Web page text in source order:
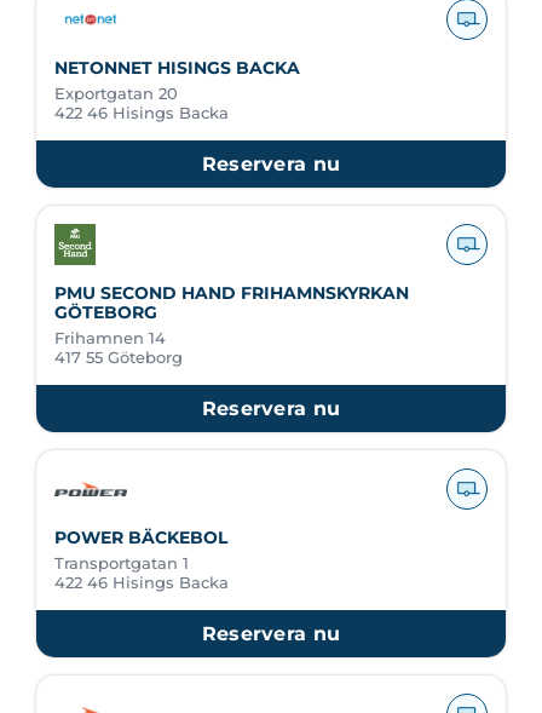
NETONNET HISINGS BACKA
Exportgatan 20
422 46 Hisings Backa
Reservera nu
PMU SECOND HAND FRIHAMNSKYRKAN
GÖTEBORG
Frihamnen 14
417 55 Göteborg
Reservera nu
POWER BÄCKEBOL
Transportgatan 1
422 46 Hisings Backa
Reservera nu